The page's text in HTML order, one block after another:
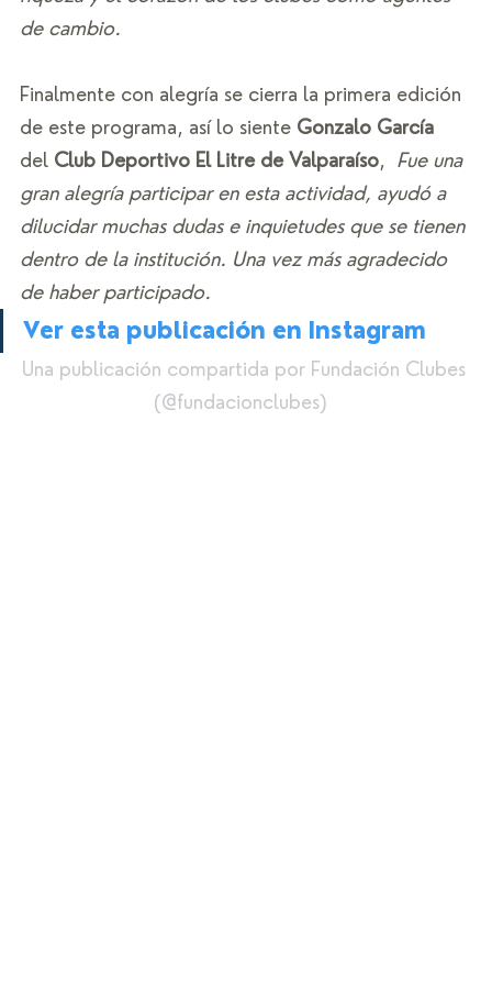
de cambio.
Finalmente con alegría se cierra la primera edición
de este programa, así lo siente Gonzalo García
del Club Deportivo El Litre de Valparaíso, Fue una
gran alegría participar en esta actividad, ayudó a
dilucidar muchas dudas e inquietudes que se tienen
dentro de la institución. Una vez más agradecido
de haber participado.
Ver esta publicación en Instagram
Una publicación compartida por Fundación Clubes
(@fundacionclubes)